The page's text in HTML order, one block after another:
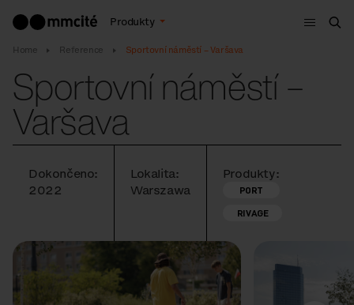
Produkty
Menu
Home Reference Sportovní náměstí – Varšava
Sportovní náměstí –
Varšava
Dokončeno:
2022
Lokalita:
Warszawa
Produkty:
PORT
RIVAGE